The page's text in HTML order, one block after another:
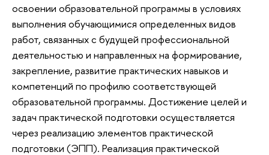
освоении образовательной программы в условиях
выполнения обучающимися определенных видов
работ, связанных с будущей профессиональной
деятельностью и направленных на формирование,
закрепление, развитие практических навыков и
компетенций по профилю соответствующей
образовательной программы. Достижение целей и
задач практической подготовки осуществляется
через реализацию элементов практической
подготовки (ЭПП). Реализация практической